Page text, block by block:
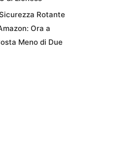
Rotante
Ora a
Meno di Due